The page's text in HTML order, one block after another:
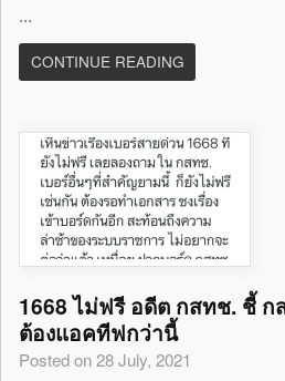
...
CONTINUE READING
1668 ไม่ฟรี อดีต กสทช. ชี้
ต้องแอคทีฟกว่านี้
Posted on 28 July, 2021